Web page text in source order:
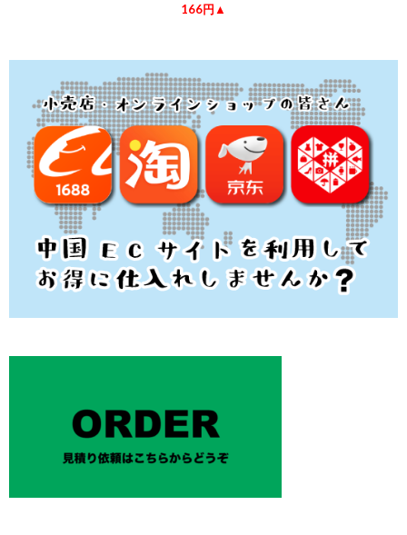
166円▲